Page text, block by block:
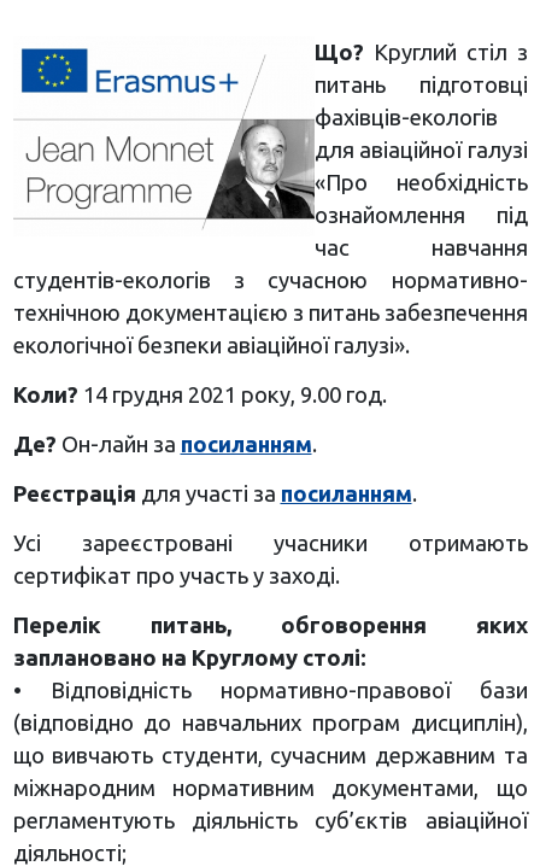
Що? Круглий стіл з
питань підготовці
фахівців-екологів
для авіаційної галузі
«Про необхідність
ознайомлення під
час навчання
студентів-екологів з сучасною нормативно-
технічною документацією з питань забезпечення
екологічної безпеки авіаційної галузі».
Коли? 14 грудня 2021 року, 9.00 год.
Де? Он-лайн за посиланням.
Реєстрація для участі за посиланням.
Усі зареєстровані учасники отримають
сертифікат про участь у заході.
Перелік питань, обговорення яких
заплановано на Круглому столі:
• Відповідність нормативно-правової бази
(відповідно до навчальних програм дисциплін),
що вивчають студенти, сучасним державним та
міжнародним нормативним документами, що
регламентують діяльність суб’єктів авіаційної
діяльності;